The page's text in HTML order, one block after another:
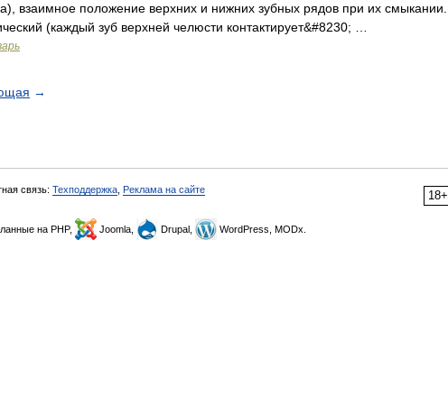
взаимное положение верхних и нижних зубных рядов при их смыкании.
(каждый зуб верхней челюсти контактирует&#8230; …
→
18+
связь: Техподдержка Реклама на сайте
на PHP, Joomla, Drupal, WordPress, MODx.